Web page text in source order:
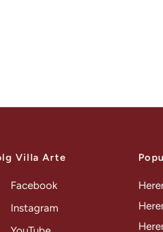
Villa Arte
Facebook
Instagram